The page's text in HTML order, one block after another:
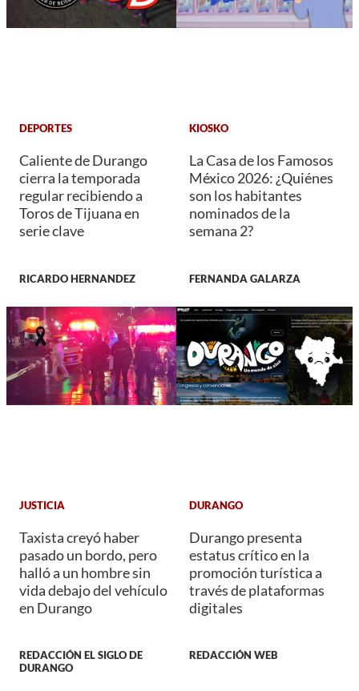
DEPORTES
Caliente de Durango
cierra la temporada
regular recibiendo a
Toros de Tijuana en
serie clave
RICARDO HERNANDEZ
KIOSKO
La Casa de los Famosos
México 2026: ¿Quiénes
son los habitantes
nominados de la
semana 2?
FERNANDA GALARZA
JUSTICIA
Taxista creyó haber
pasado un bordo, pero
halló a un hombre sin
vida debajo del vehículo
en Durango
REDACCIÓN EL SIGLO DE
DURANGO
DURANGO
Durango presenta
estatus crítico en la
promoción turística a
través de plataformas
digitales
REDACCIÓN WEB